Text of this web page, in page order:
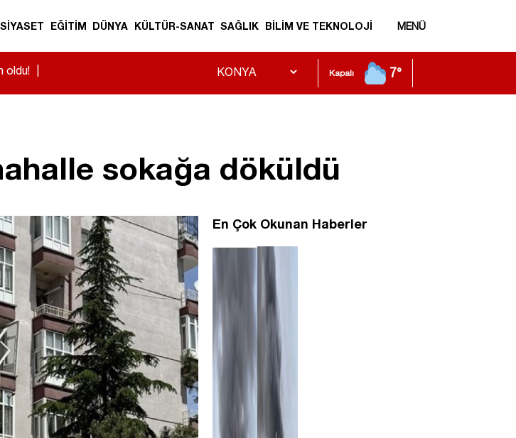
SİYASET EĞİTİM DÜNYA KÜLTÜR-SANAT SAĞLIK BİLİM VE TEKNOLOJİ MENÜ
oldu! Kapalı 7°
sokağa döküldü
En Çok Okunan Haberler